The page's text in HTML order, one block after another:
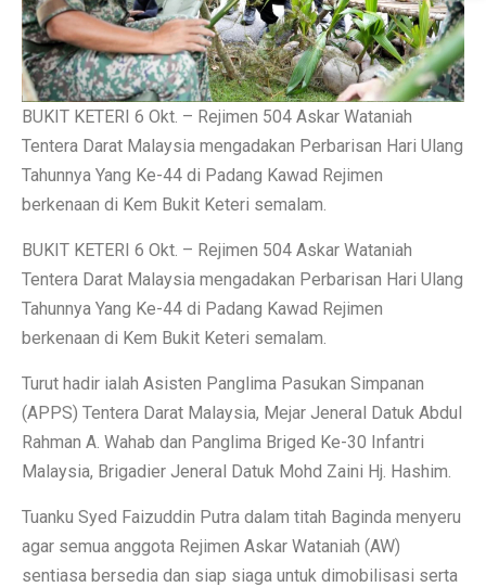
BUKIT KETERI 6 Okt. – Rejimen 504 Askar Wataniah
Tentera Darat Malaysia mengadakan Perbarisan Hari Ulang
Tahunnya Yang Ke-44 di Padang Kawad Rejimen
berkenaan di Kem Bukit Keteri semalam.
BUKIT KETERI 6 Okt. – Rejimen 504 Askar Wataniah
Tentera Darat Malaysia mengadakan Perbarisan Hari Ulang
Tahunnya Yang Ke-44 di Padang Kawad Rejimen
berkenaan di Kem Bukit Keteri semalam.
Turut hadir ialah Asisten Panglima Pasukan Simpanan
(APPS) Tentera Darat Malaysia, Mejar Jeneral Datuk Abdul
Rahman A. Wahab dan Panglima Briged Ke-30 Infantri
Malaysia, Brigadier Jeneral Datuk Mohd Zaini Hj. Hashim.
Tuanku Syed Faizuddin Putra dalam titah Baginda menyeru
agar semua anggota Rejimen Askar Wataniah (AW)
sentiasa bersedia dan siap siaga untuk dimobilisasi serta